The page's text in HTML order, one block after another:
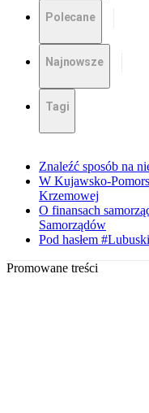
Polecane
Najnowsze
Tagi
Znaleźć sposób na
W Kujawsko-
Krzemowej
O finansach
Samorządów
Pod hasłem
Promowane treści